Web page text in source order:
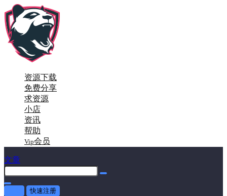
资源下载
免费分享
求资源
小店
资讯
帮助
Vip会员
文章
快速注册